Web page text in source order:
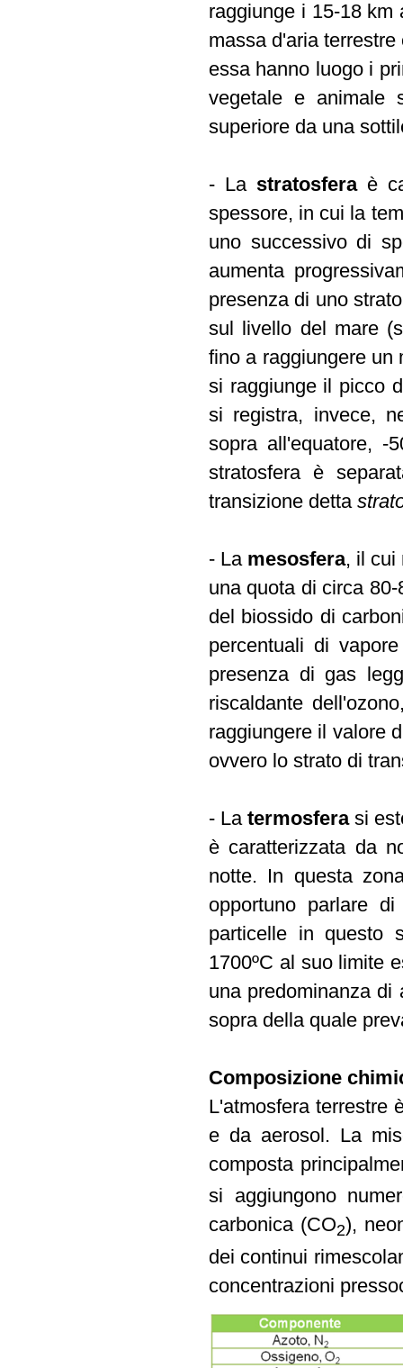
raggiunge i 15-18 km
massa d'aria
essa hanno luogo i
vegetale e animale
superiore da una
- La stratosferaè
spessore, in cui la
uno successivo di
aumenta
presenza di uno
sul livello del mare
fino a raggiungere un
si raggiunge il picco
si registra, invece,
sopra all'equatore,
stratosfera è
transizione detta
- La mesosfera, il cui
una quota di circa
del biossido di
percentuali di
presenza di gas
riscaldante
raggiungere il valore
ovvero lo strato di
- Latermosferasi
è caratterizzata da
notte. In questa
opportuno parlare
particelle in questo
1700ºC al suo limite
una predominanza
sopra della quale
Composizione
L'atmosfera terrestre
e da aerosol. La
composta
si aggiungono
carbonica (CO2),
dei continui
concentrazioni